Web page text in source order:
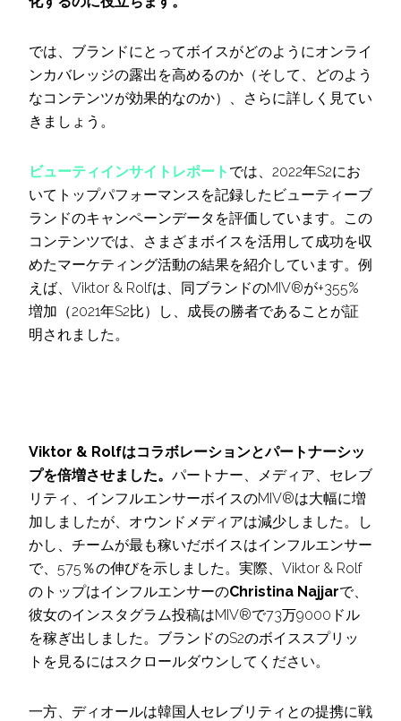
では、ブランドにとってボイスがどのようにオンライ
ンカバレッジの露出を高めるのか（そして、どのよう
なコンテンツが効果的なのか）、さらに詳しく見てい
きましょう。
ビューティインサイトレポート では、2022年S2にお
いてトップパフォーマンスを記録したビューティーブ
ランドのキャンペーンデータを評価しています。この
コンテンツでは、さまざまボイスを活用して成功を収
めたマーケティング活動の結果を紹介しています。例
えば、Viktor & Rolfは、同ブランドのMIV®が+355%
増加（2021年S2比）し、成長の勝者であることが証
明されました。
Viktor & Rolfはコラボレーションとパートナーシッ
プを倍増させました。 パートナー、メディア、セレブ
リティ、インフルエンサーボイスのMIV®は大幅に増
加しましたが、オウンドメディアは減少しました。し
かし、チームが最も稼いだボイスはインフルエンサー
で、575％の伸びを示しました。実際、Viktor & Rolf
のトップはインフルエンサーのChristina Najjarで、
彼女のインスタグラム投稿はMIV®で73万9000ドル
を稼ぎ出しました。ブランドのS2のボイススプリッ
トを見るにはスクロールダウンしてください。
一方、ディオールは韓国人セレブリティとの提携に戦